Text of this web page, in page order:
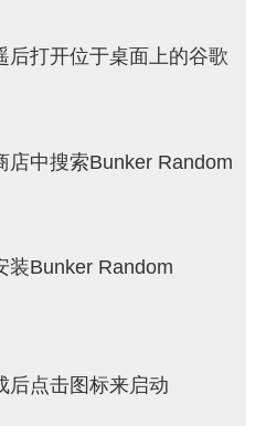
to Deploy Units
skill combination.
the battlefield and help
merging, and unit
intense attacks.
your units and skills.
and break through
后打开位于桌面上的谷歌
店中搜索Bunker Random
装Bunker Random
后点击图标来启动